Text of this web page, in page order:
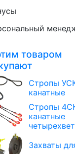
товаром
Стропы
канатные
Стропы
канатные
Захваты